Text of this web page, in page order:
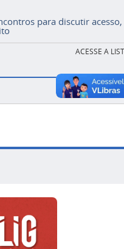
para discutir acesso,
ACESSE A